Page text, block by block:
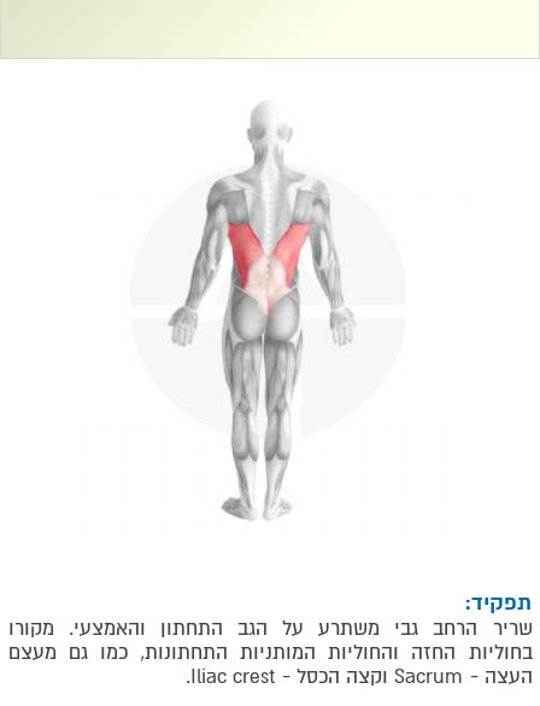
תפקיד:
שריר הרחב גבי משתרע על הגב התחתון והאמצעי. מקורו
בחוליות החזה והחוליות המותניות התחתונות, כמו גם מעצם
העצה - Sacrumוקצה הכסל - Iliac crest
.